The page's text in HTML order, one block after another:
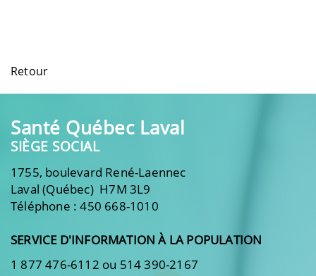
Retour
Santé Québec Laval
SIÈGE SOCIAL
1755, boulevard René-Laennec
Laval (Québec) H7M 3L9
Téléphone : 450 668-1010
SERVICE D'INFORMATION À LA POPULATION
1 877 476-6112 ou 514 390-2167